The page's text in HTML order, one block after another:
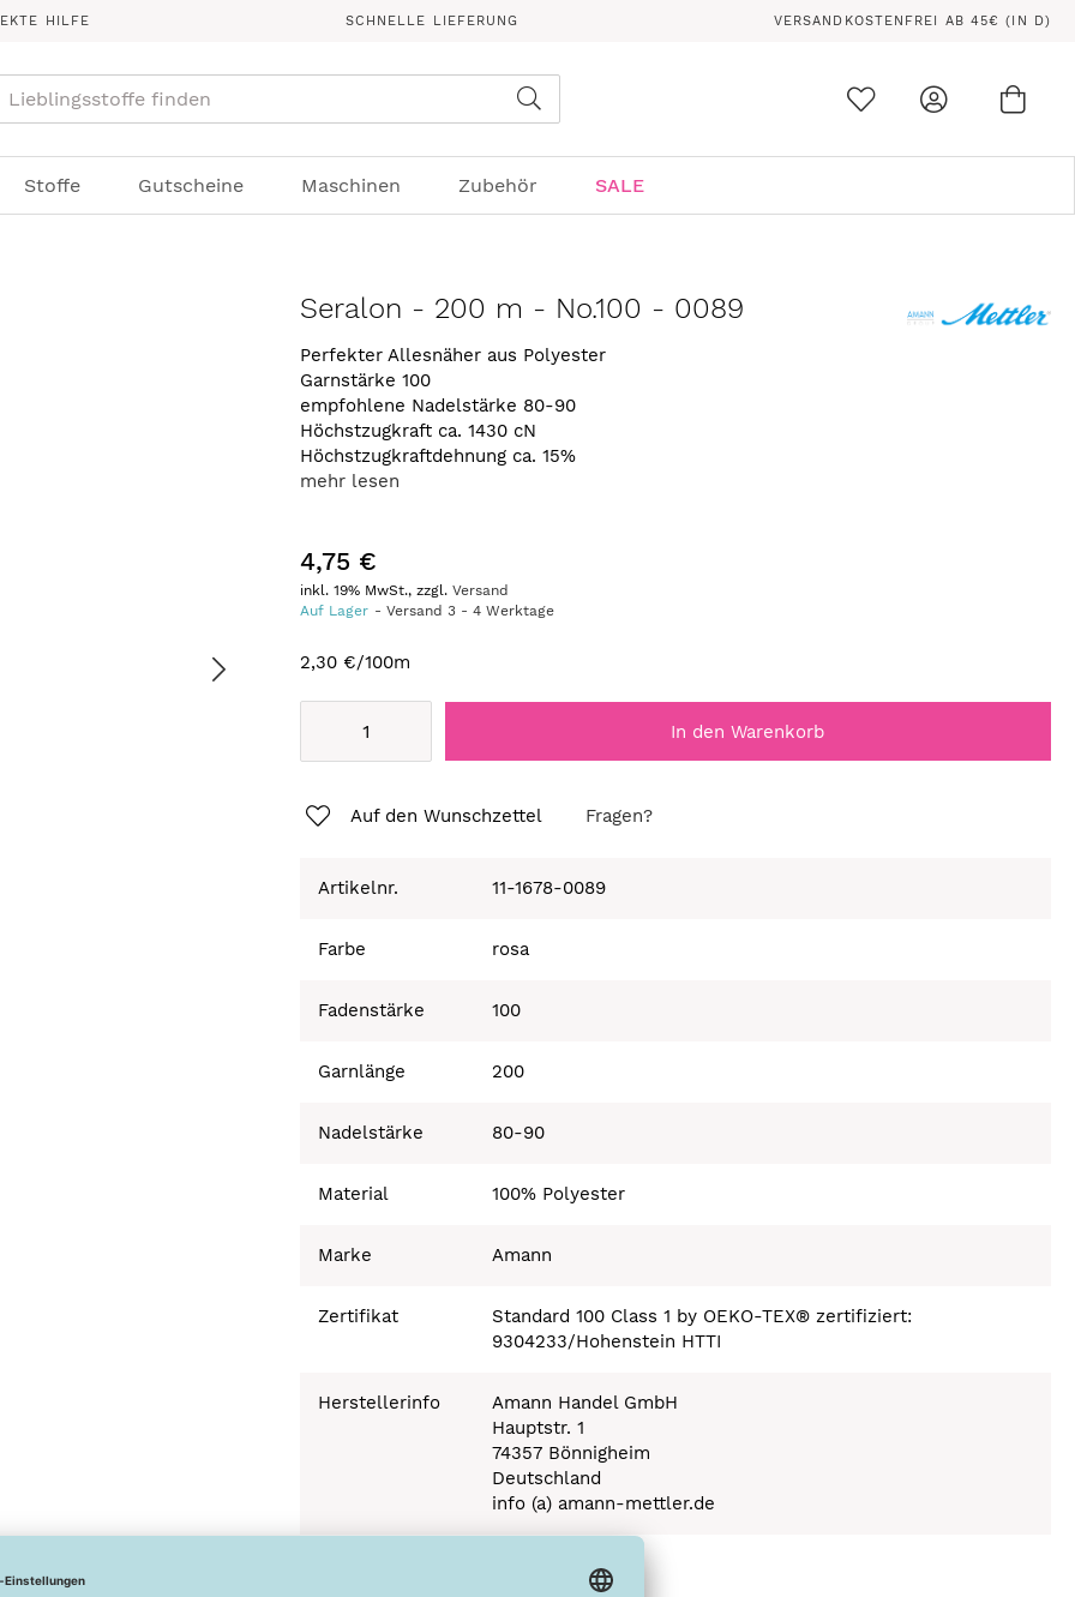
HILFE SCHNELLE LIEFERUNG VERSANDKOSTENFREI AB 45€ (IN D)
Stoffe Gutscheine Maschinen Zubehör SALE
Seralon - 200 m - No.100 - 0089
Perfekter Allesnäher aus Polyester
Garnstärke 100
empfohlene Nadelstärke 80-90
Höchstzugkraft ca. 1430 cN
Höchstzugkraftdehnung ca. 15%
mehr lesen
4,75 €
inkl. 19% MwSt., zzgl.Versand
Auf Lager
Versand3 -4 Werktage
2,30 €/100m
In den Warenkorb
Auf den Wunschzettel Fragen?
Artikelnr. 11-1678-0089
Farbe rosa
Fadenstärke 100
Garnlänge 200
Nadelstärke 80-90
Material 100% Polyester
Marke Amann
Zertifikat
Standard 100 Class 1 by OEKO-TEX® zertifiziert:
9304233/Hohenstein HTTI
Herstellerinfo
Amann Handel GmbH
Hauptstr. 1
74357 Bönnigheim
Deutschland
info (a) amann-mettler.de